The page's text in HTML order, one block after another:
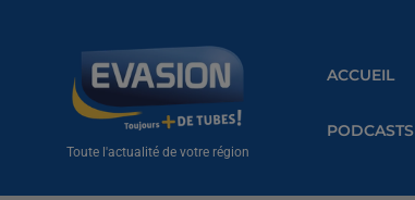
Toute l'actualité de votre région
ACCUEIL
PODCASTS